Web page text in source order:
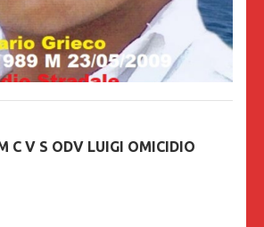
C V S ODV LUIGI OMICIDIO